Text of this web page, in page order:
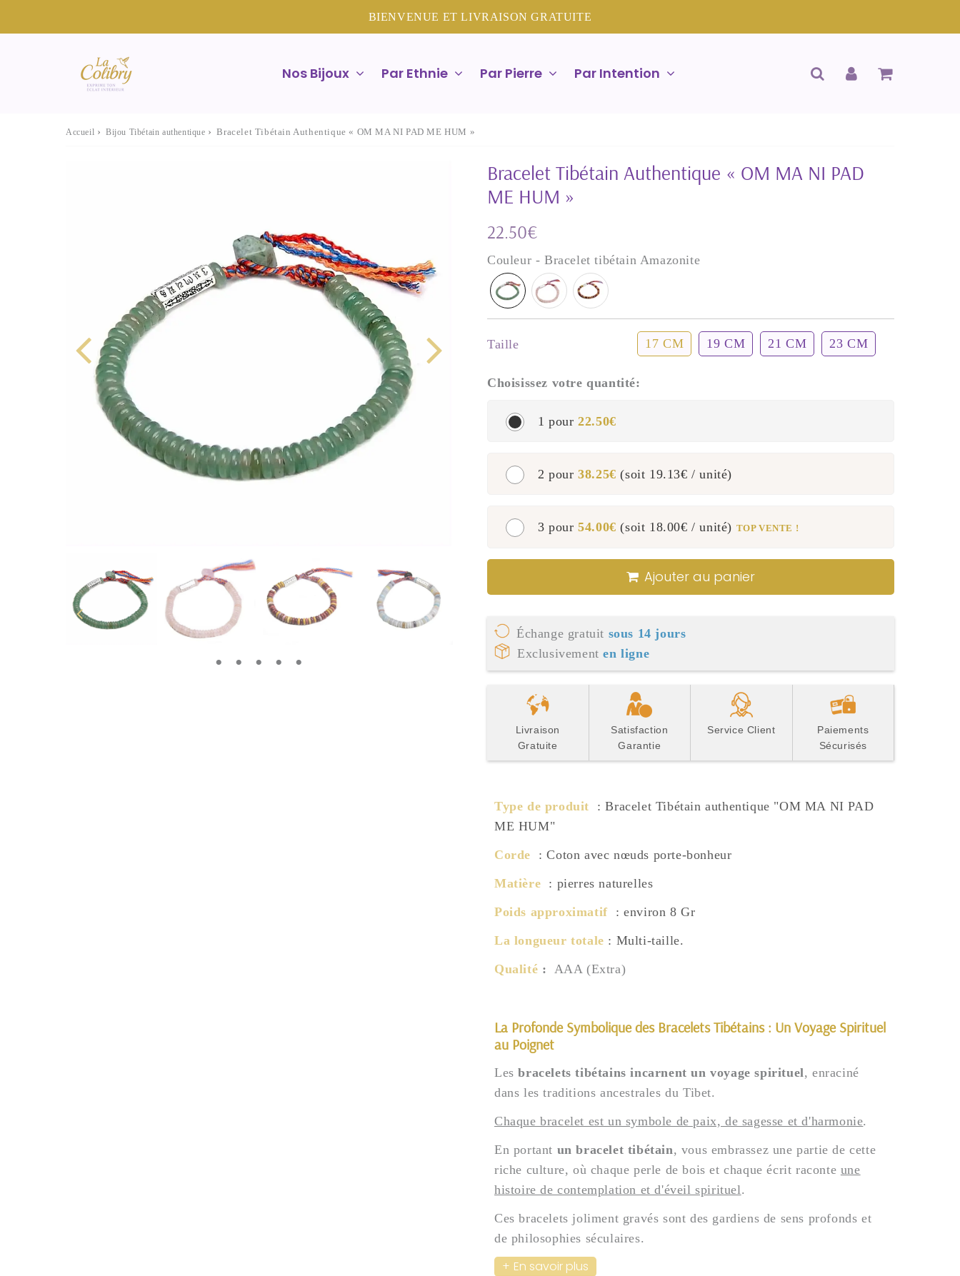
BIENVENUE ET LIVRAISON GRATUITE
Nos Bijoux Par Ethnie Par Pierre Par Intention
Accueil › Bijou Tibétain authentique › Bracelet Tibétain Authentique « OM MA NI PAD ME HUM »
Bracelet Tibétain Authentique « OM MA NI PAD
ME HUM »
22.50€
price
Couleur - Bracelet tibétain Amazonite
Taille 17 CM 19 CM 21 CM 23 CM
Choisissez votre quantité:
1 pour22.50€
2 pour38.25€ (soit 19.13€ / unité)
3 pour54.00€ (soit 18.00€ / unité) TOP VENTE !
Ajouter au panier
Échange gratuit sous 14 jours
Exclusivementen ligne
Livraison
Gratuite
Satisfaction
Garantie
Service Client
Paiements
Sécurisés
Type de produit : Bracelet Tibétain authentique "OM MA NI PAD
ME HUM"
Corde : Coton avec nœuds porte-bonheur
Matière : pierres naturelles
Poids approximatif : environ 8 Gr
La longueur totale : Multi-taille.
Qualité : AAA (Extra)
La Profonde Symbolique des Bracelets Tibétains : Un Voyage Spirituel
au Poignet
Lesbracelets tibétains incarnent un voyage spirituel, enraciné
dans les traditions ancestrales du Tibet.
Chaque bracelet est un symbole de paix, de sagesse et d'harmonie.
En portant un bracelet tibétain, vous embrassez une partie de cette
riche culture, où chaque perle de bois et chaque écrit raconte une
histoire de contemplation et d'éveil spirituel.
Ces bracelets joliment gravés sont des gardiens de sens profonds et
de philosophies séculaires.
En savoir plus